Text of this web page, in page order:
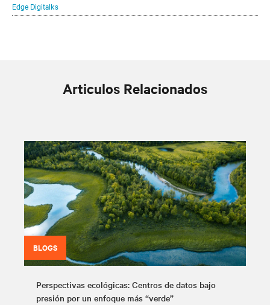
Edge Digitalks
Articulos Relacionados
BLOGS
Perspectivas ecológicas: Centros de datos bajo
presión por un enfoque más “verde”